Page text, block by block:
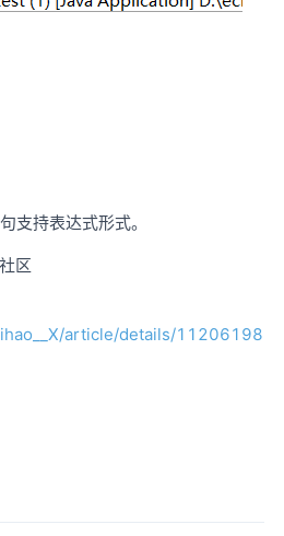
支持表达式形式。
区
article/details/11206198